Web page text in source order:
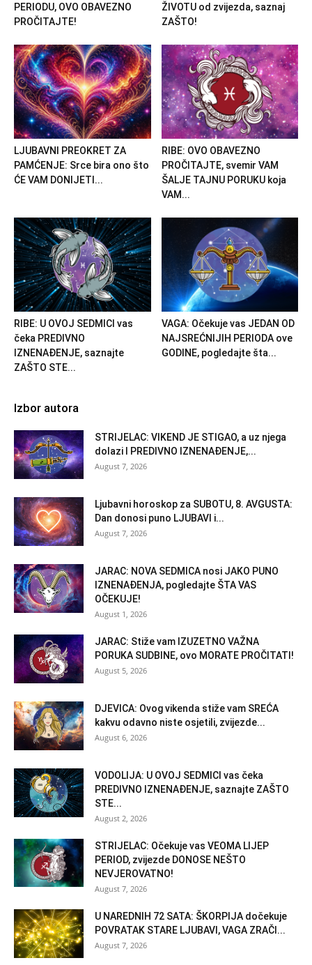
PERIODU, OVO OBAVEZNO
PROČITAJTE!
ŽIVOTU od zvijezda, saznaj
ZAŠTO!
LJUBAVNI PREOKRET ZA
PAMĆENJE: Srce bira ono što
ĆE VAM DONIJETI...
RIBE: OVO OBAVEZNO
PROČITAJTE, svemir VAM
ŠALJE TAJNU PORUKU koja
VAM...
RIBE: U OVOJ SEDMICI vas
čeka PREDIVNO
IZNENAĐENJE, saznajte
ZAŠTO STE...
VAGA: Očekuje vas JEDAN OD
NAJSREĆNIJIH PERIODA ove
GODINE, pogledajte šta...
Izbor autora
STRIJELAC: VIKEND JE STIGAO, a uz njega
dolazi I PREDIVNO IZNENAĐENJE,...
August 7, 2026
Ljubavni horoskop za SUBOTU, 8. AVGUSTA:
Dan donosi puno LJUBAVI i...
August 7, 2026
JARAC: NOVA SEDMICA nosi JAKO PUNO
IZNENAĐENJA, pogledajte ŠTA VAS
OČEKUJE!
August 1, 2026
JARAC: Stiže vam IZUZETNO VAŽNA
PORUKA SUDBINE, ovo MORATE PROČITATI!
August 5, 2026
DJEVICA: Ovog vikenda stiže vam SREĆA
kakvu odavno niste osjetili, zvijezde...
August 6, 2026
VODOLIJA: U OVOJ SEDMICI vas čeka
PREDIVNO IZNENAĐENJE, saznajte ZAŠTO
STE...
August 2, 2026
STRIJELAC: Očekuje vas VEOMA LIJEP
PERIOD, zvijezde DONOSE NEŠTO
NEVJEROVATNO!
August 7, 2026
U NAREDNIH 72 SATA: ŠKORPIJA dočekuje
POVRATAK STARE LJUBAVI, VAGA ZRAČI...
August 7, 2026